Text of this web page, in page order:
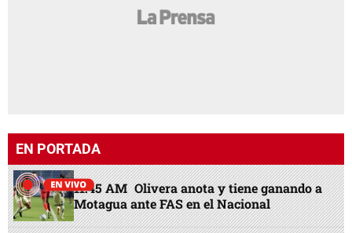
EN PORTADA
11:45 AM Olivera anota y tiene ganando a
Motagua ante FAS en el Nacional